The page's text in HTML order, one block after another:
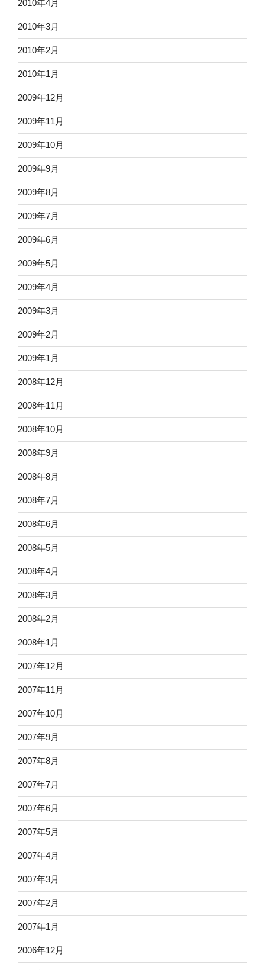
2010年4月
2010年3月
2010年2月
2010年1月
2009年12月
2009年11月
2009年10月
2009年9月
2009年8月
2009年7月
2009年6月
2009年5月
2009年4月
2009年3月
2009年2月
2009年1月
2008年12月
2008年11月
2008年10月
2008年9月
2008年8月
2008年7月
2008年6月
2008年5月
2008年4月
2008年3月
2008年2月
2008年1月
2007年12月
2007年11月
2007年10月
2007年9月
2007年8月
2007年7月
2007年6月
2007年5月
2007年4月
2007年3月
2007年2月
2007年1月
2006年12月